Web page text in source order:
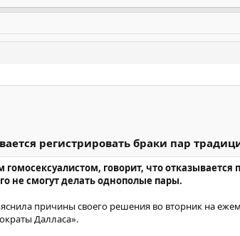
регистрировать браки пар
гомосексуалистом, говорит, что
не смогут делать однополые пары.
причины своего решения во вторник на
Далласа».